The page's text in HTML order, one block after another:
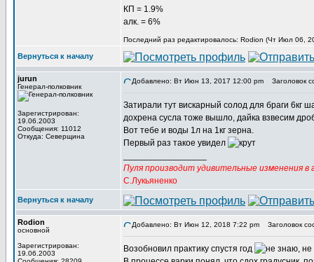
КП = 1.9%
алк. = 6%
Последний раз редактировалось: Rodion (Чт Июл 06,
Вернуться к началу
jurun
Генерал-полковник
Зарегистрирован:
19.06.2003
Сообщения: 11012
Откуда: Северщина
Добавлено: Вт Июн 13, 2017 12:00 pm Заголовок
Затирали тут вискарный солод для браги 6кг
дохрена сусла тоже вышло, дайка взвесим
Вот тебе и воды 1л на 1кг зерна.
Первый раз такое увидел
Пуля производит удивительные изменения в
С.Лукьяненко
Вернуться к началу
Rodion
основной
Зарегистрирован:
19.06.2003
Добавлено: Вт Июн 12, 2018 7:22 pm Заголовок
Возобновил практику спустя год